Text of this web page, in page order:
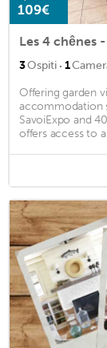
109€
Les 4 chênes
3Ospiti · 1
Offering garden
accommodation
SavoiExpo and
offers access to